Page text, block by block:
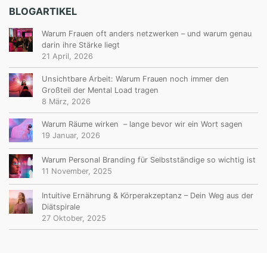
BLOGARTIKEL
Warum Frauen oft anders netzwerken – und warum genau
darin ihre Stärke liegt
21 April, 2026
Unsichtbare Arbeit: Warum Frauen noch immer den
Großteil der Mental Load tragen
8 März, 2026
Warum Räume wirken – lange bevor wir ein Wort sagen
19 Januar, 2026
Warum Personal Branding für Selbstständige so wichtig ist
11 November, 2025
Intuitive Ernährung & Körperakzeptanz – Dein Weg aus der
Diätspirale
27 Oktober, 2025